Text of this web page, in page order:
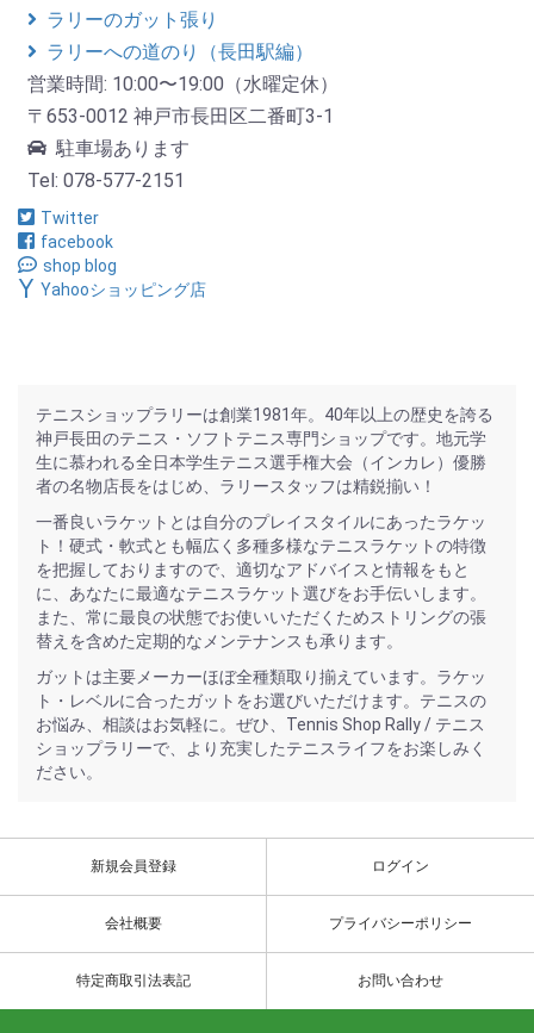
ラリーのガット張り
ラリーへの道のり（長田駅編）
営業時間: 10:00〜19:00（水曜定休）
〒653-0012 神戸市長田区二番町3-1
駐車場あります
Tel: 078-577-2151
Twitter
facebook
shop blog
Yahooショッピング店
テニスショップラリーは創業1981年。40年以上の歴史を誇る
神戸長田のテニス・ソフトテニス専門ショップです。地元学
生に慕われる全日本学生テニス選手権大会（インカレ）優勝
者の名物店長をはじめ、ラリースタッフは精鋭揃い！
一番良いラケットとは自分のプレイスタイルにあったラケッ
ト！硬式・軟式とも幅広く多種多様なテニスラケットの特徴
を把握しておりますので、適切なアドバイスと情報をもと
に、あなたに最適なテニスラケット選びをお手伝いします。
また、常に最良の状態でお使いいただくためストリングの張
替えを含めた定期的なメンテナンスも承ります。
ガットは主要メーカーほぼ全種類取り揃えています。ラケッ
ト・レベルに合ったガットをお選びいただけます。テニスの
お悩み、相談はお気軽に。ぜひ、Tennis Shop Rally / テニス
ショップラリーで、より充実したテニスライフをお楽しみく
ださい。
新規会員登録 ログイン
会社概要 プライバシーポリシー
特定商取引法表記 お問い合わせ